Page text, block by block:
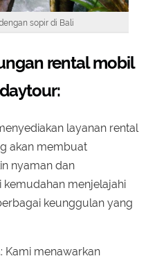
sopir di Bali
rental mobil
layanan rental
akan membuat
nyaman dan
kemudahan menjelajahi
keunggulan yang
: Kami menawarkan